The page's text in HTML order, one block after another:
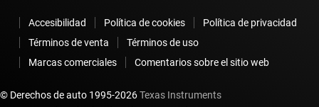
Accesibilidad Política de cookies
Política de privacidad
Términos de venta
Términos de uso
Marcas comerciales
Comentarios sobre el sitio web
© Derechos de auto 1995-2026Texas Instruments